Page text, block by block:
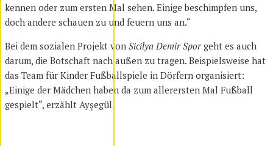
kennen oder zum ersten Mal sehen. Einige beschimpfen uns,
doch andere schauen zu und feuern uns an.“
Bei dem sozialen Projekt von Sicilya Demir Sporgeht es auch
darum, die Botschaft nach außen zu tragen. Beispielsweise hat
das Team für Kinder Fußballspiele in Dörfern organisiert:
„Einige der Mädchen haben da zum allerersten Mal Fußball
gespielt“, erzählt Ayşegül.